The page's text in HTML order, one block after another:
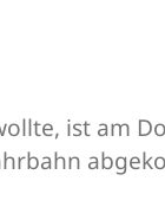
ist am